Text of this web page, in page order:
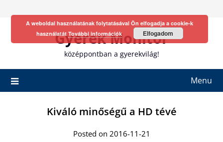
Gyerek Monitor
középpontban a gyerekvilág!
Menu
Kiváló minőségű a HD tévé
Posted on 2016-11-21
A weboldal használatának folytatásával Ön elfogadja a cookie-k
használatát További információk Elfogadom